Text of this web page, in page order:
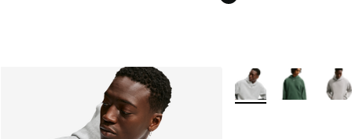
Plus de couleurs